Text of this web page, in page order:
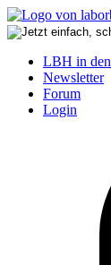
LBH in
Newsletter
Forum
Login